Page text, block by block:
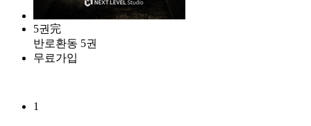
5권完
반로환동 5권
무료가입
1